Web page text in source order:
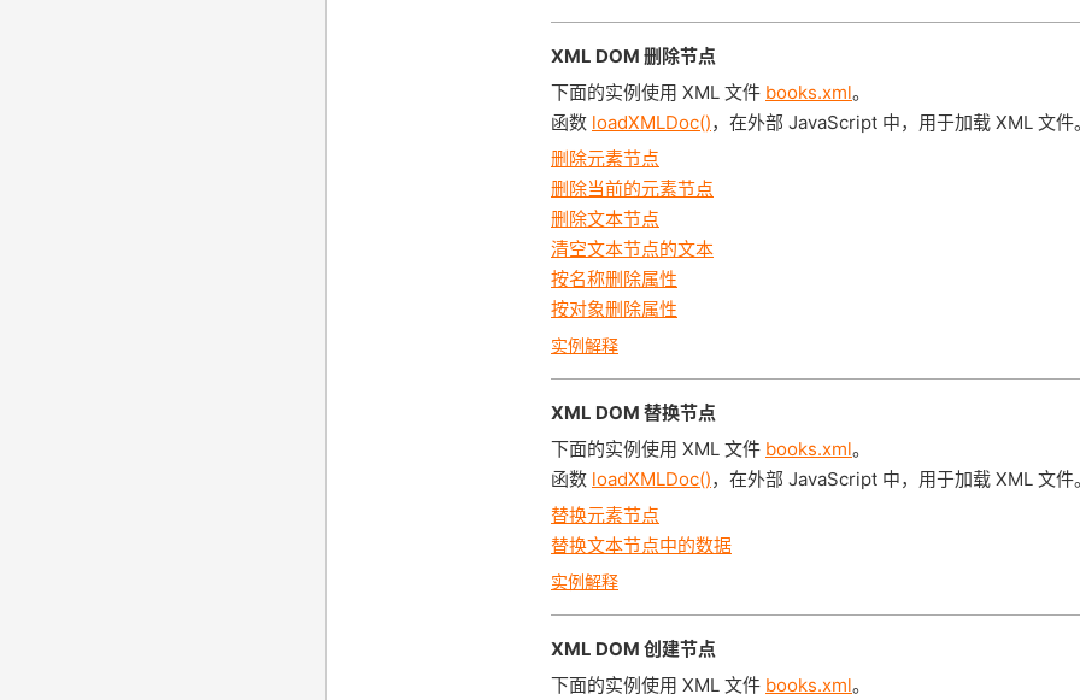
XML DOM 删除节点
下面的实例使用 XML 文件 books.xml。
函数 loadXMLDoc()，在外部 JavaScript 中，用于加载 XML 文件
删除元素节点
删除当前的元素节点
删除文本节点
清空文本节点的文本
按名称删除属性
按对象删除属性
实例解释
XML DOM 替换节点
下面的实例使用 XML 文件 books.xml。
函数 loadXMLDoc()，在外部 JavaScript 中，用于加载 XML 文件
替换元素节点
替换文本节点中的数据
实例解释
XML DOM 创建节点
下面的实例使用 XML 文件 books.xml。